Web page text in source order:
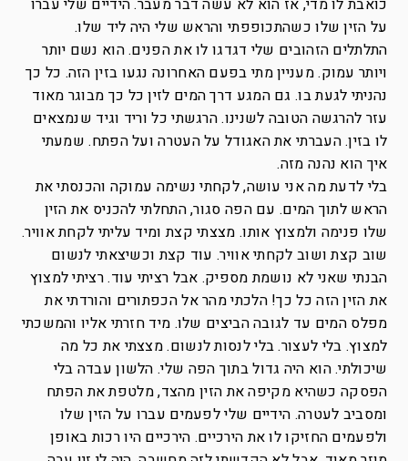
כואבת לו מדי, אז הוא לא עשה דבר מעבר. הידיים שלי עברו
על הזין שלו כשהתכופפתי והראש שלי היה ליד שלו.
התלתלים הזהובים שלי דגדגו לו את הפנים. הוא נשם יותר
ויותר עמוק. מעניין מתי בפעם האחרונה נגעו בזין הזה. כל כך
נהניתי לגעת בו. גם המגע דרך המים לזין כל כך מבוגר מאוד
עזר להרגשה הטובה לשנינו. הרגשתי כל וריד וגיד שנמצאים
לו בזין. העברתי את האגודל על העטרה ועל הפתח. שמעתי
איך הוא נהנה מזה.
בלי לדעת מה אני עושה, לקחתי נשימה עמוקה והכנסתי את
הראש לתוך המים. עם הפה סגור, התחלתי להכניס את הזין
שלו פנימה ולמצוץ אותו. מצצתי קצת ומיד עליתי לקחת אוויר.
שוב קצת ושוב לקחתי אוויר. עוד קצת וכשיצאתי לנשום
הבנתי שאני לא נושמת מספיק. אבל רציתי עוד. רציתי למצוץ
את הזין הזה כל כך! הלכתי מהר אל הכפתורים והורדתי את
מפלס המים עד לגובה הביצים שלו. מיד חזרתי אליו והמשכתי
למצוץ. בלי לעצור. בלי לנסות לנשום. מצצתי את כל מה
שיכולתי. הוא היה גדול בתוך הפה שלי. הלשון עבדה בלי
הפסקה כשהיא מקיפה את הזין מהצד, מלטפת את הפתח
ומסביב לעטרה. הידיים שלי לפעמים עברו על הזין שלו
ולפעמים החזיקו לו את הירכיים. הירכיים היו רכות באופן